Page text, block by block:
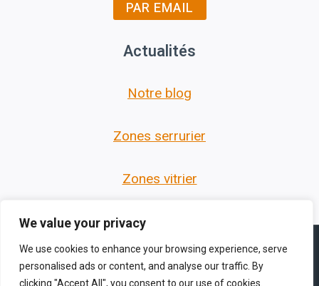
We value your privacy
We use cookies to enhance your browsing experience, serve
personalised ads or content, and analyse our traffic. By
clicking "Accept All", you consent to our use of cookies.
PAR EMAIL
Actualités
Notre blog
Zones serrurier
Zones vitrier